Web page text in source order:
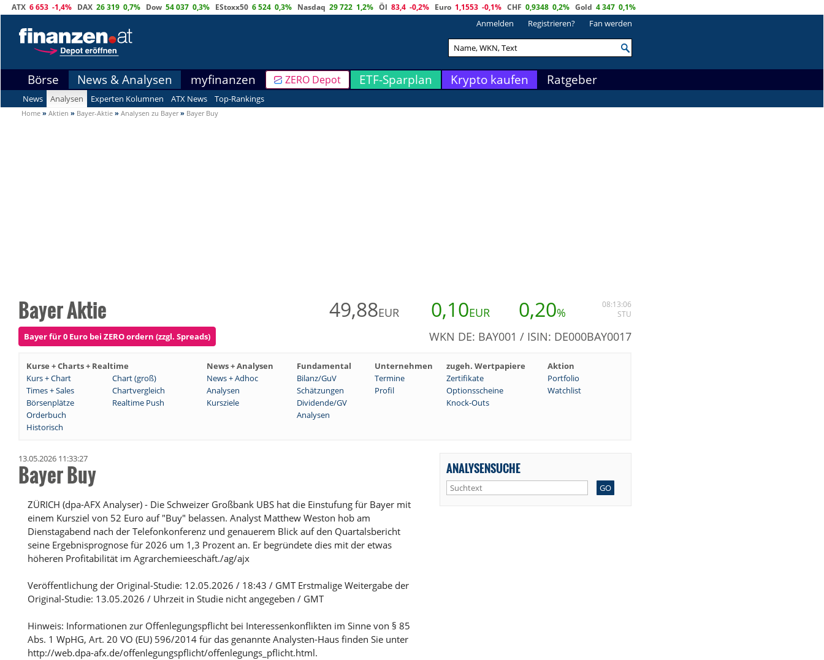
ATX 6 653 -1,4% DAX 26 319 0,7% Dow 54 037 0,3% EStoxx50 6 524 0,3% Nasdaq 29 722 1,2% Öl 83,4 -0,2% Euro 1,1553 -0,1% CHF 0,9348 0,2% Gold 4 347 0,1%
Anmelden Registrieren? Fan werden
Börse News & Analysen myfinanzen ZERO Depot ETF-Sparplan Krypto kaufen Ratgeber
News Analysen Experten Kolumnen ATX News Top-Rankings
Home » Aktien » Bayer-Aktie » Analysen zu Bayer » Bayer Buy
Bayer Aktie 49,88EUR 0,10EUR 0,20%
08:13:06
STU
Bayer für 0 Euro bei ZERO ordern (zzgl. Spreads) WKN DE: BAY001 / ISIN: DE000BAY0017
Kurse + Charts + Realtime News + Analysen Fundamental Unternehmen zugeh. Wertpapiere
Aktion
Kurs + Chart
Chart (groß) News + Adhoc Bilanz/GuV Termine Zertifikate
Portfolio
Times + Sales
Chartvergleich Analysen Schätzungen Profil Optionsscheine
Watchlist
Börsenplätze
Realtime Push Kursziele Dividende/GV
Knock-Outs
Orderbuch
Analysen
Historisch
13.05.2026 11:33:27
Bayer Buy
ZÜRICH (dpa-AFX Analyser) - Die Schweizer Großbank UBS hat die Einstufung für Bayer mit
einem Kursziel von 52 Euro auf "Buy" belassen. Analyst Matthew Weston hob am
Dienstagabend nach der Telefonkonferenz und genauerem Blick auf den Quartalsbericht
seine Ergebnisprognose für 2026 um 1,3 Prozent an. Er begründete dies mit der etwas
höheren Profitabilität im Agrarchemieeschäft./ag/ajx
Veröffentlichung der Original-Studie: 12.05.2026 / 18:43 / GMT Erstmalige Weitergabe der
Original-Studie: 13.05.2026 / Uhrzeit in Studie nicht angegeben / GMT
Hinweis: Informationen zur Offenlegungspflicht bei Interessenkonflikten im Sinne von § 85
Abs. 1 WpHG, Art. 20 VO (EU) 596/2014 für das genannte Analysten-Haus finden Sie unter
http://web.dpa-afx.de/offenlegungspflicht/offenlegungs_pflicht.html.
ANALYSENSUCHE
GO